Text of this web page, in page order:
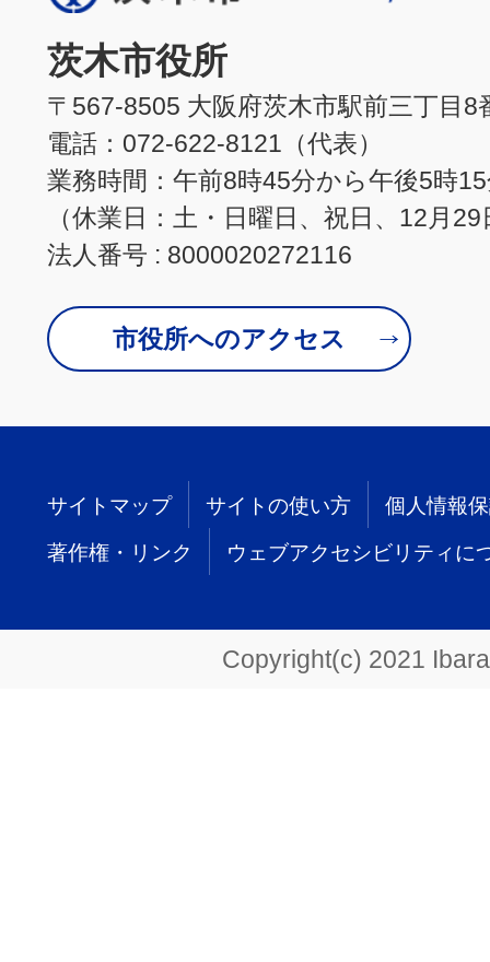
茨木市役所
〒567-8505 大阪府茨木市駅前三丁目8
電話：072-622-8121（代表）
業務時間：午前8時45分から午後5時
（休業日：土・日曜日、祝日、12月
法人番号 : 8000020272116
市役所へのアクセス
サイトマップ サイトの使い方 個人情報
著作権・リンク ウェブアクセシビリティに
Copyright(c) 2021